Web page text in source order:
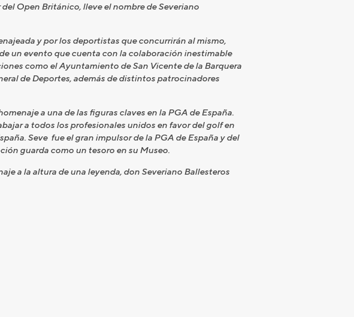
Open Británico, lleve el nombre de Severiano
y por los deportistas que concurrirán al mismo,
un evento que cuenta con la colaboración inestimable
como el Ayuntamiento de San Vicente de la Barquera
de Deportes, además de distintos patrocinadores
a una de las figuras claves en la PGA de España.
a todos los profesionales unidos en favor del golf en
Seve fue el gran impulsor de la PGA de España y del
guarda como un tesoro en su Museo.
a la altura de una leyenda, don Severiano Ballesteros